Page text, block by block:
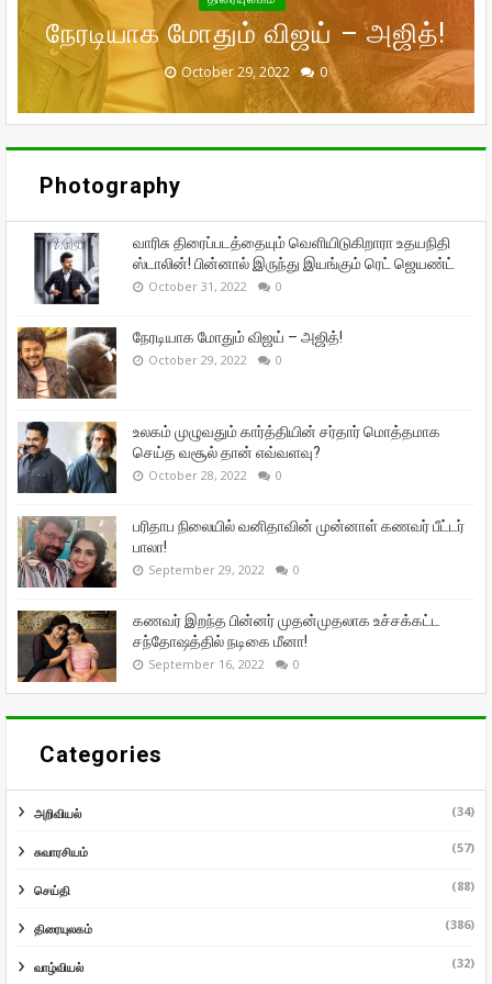
ஜெயண்ட்
October 31, 2022 0
நேரடியாக மோதும் விஜய் – அஜித்!
October 29, 2022 0
தான் எவ்வளவு?
October 28, 2022 0
முன்னாள் கணவர் பீட்டர் பாலா!
September 29, 2022 0
சந்தோஷத்தில் நடிகை மீனா!
September 16, 2022 0
Photography
வாரிசு திரைப்படத்தையும் வெளியிடுகிறாரா உதயநிதி
ஸ்டாலின்! பின்னால் இருந்து இயங்கும் ரெட் ஜெயண்ட்
October 31, 2022 0
நேரடியாக மோதும் விஜய் – அஜித்!
October 29, 2022 0
உலகம் முழுவதும் கார்த்தியின் சர்தார் மொத்தமாக
செய்த வசூல் தான் எவ்வளவு?
October 28, 2022 0
பரிதாப நிலையில் வனிதாவின் முன்னாள் கணவர் பீட்டர்
பாலா!
September 29, 2022 0
கணவர் இறந்த பின்னர் முதன்முதலாக உச்சக்கட்ட
சந்தோஷத்தில் நடிகை மீனா!
September 16, 2022 0
Categories
அறிவியல் (34)
சுவாரசியம் (57)
செய்தி (88)
திரையுலகம் (386)
வாழ்வியல் (32)